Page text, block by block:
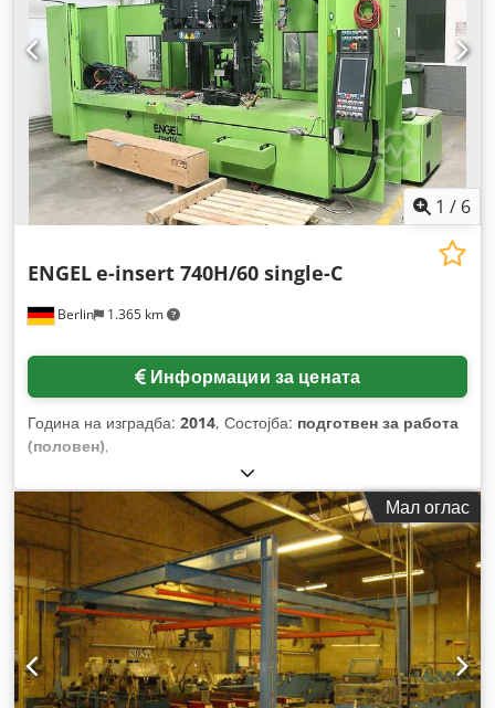
1 / 6
Berlin 1.365 km
ENGELe-insert 740H/60 single-C
Информации за цената
Година на изградба: 2014, Состојба: подготвен за работа
(половен),
Мал оглас